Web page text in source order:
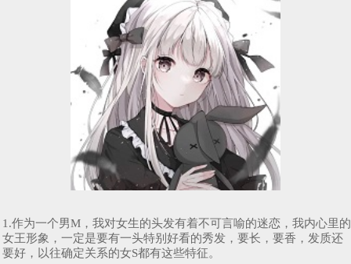
1.作为一个男M，我对女生的头发有着不可言喻的迷恋，我内心里的
女王形象，一定是要有一头特别好看的秀发，要长，要香，发质还
要好，以往确定关系的女S都有这些特征。